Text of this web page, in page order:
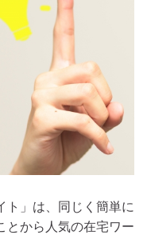
ト」は、同じく簡単に
とから人気の在宅ワー